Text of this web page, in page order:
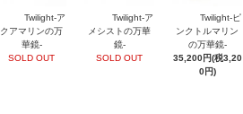
Twilight-ア
クアマリンの万
華鏡-
SOLD OUT
Twilight-ア
メシストの万華
鏡-
SOLD OUT
Twilight-ピ
ンクトルマリン
の万華鏡-
35,200円(税3,20
0円)